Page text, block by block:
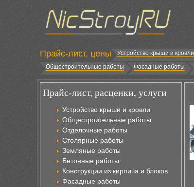
Прайс-лист, цены Устройство крыши и кровли
Общестроительные работы
Фасадные работы
Прайс-лист, расценки, услуги
Устройство крыши и кровли
Общестроительные работы
Отделочные работы
Столярные работы
Земляные работы
Бетонные работы
Конструкции из кирпича и блоков
Фасадные работы